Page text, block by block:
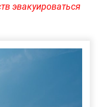
эвакуироваться